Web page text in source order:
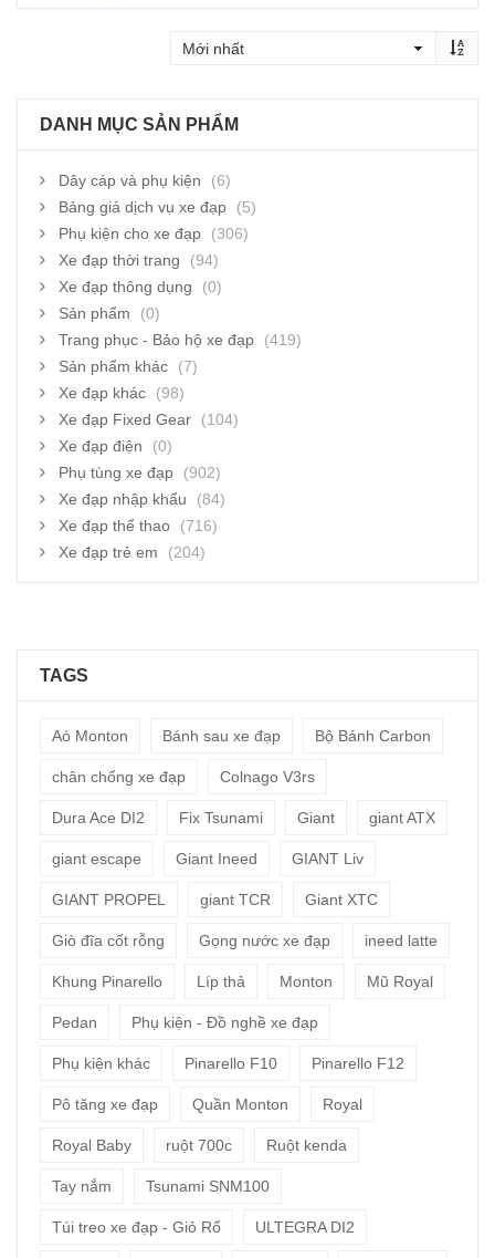
DANH MỤC SẢN PHẨM
Dây cáp và phụ kiện
(6)
Bảng giá dịch vụ xe đạp
(5)
Phụ kiện cho xe đạp
(306)
Xe đạp thời trang
(94)
Xe đạp thông dụng
(0)
Sản phẩm
(0)
Trang phục - Bảo hộ xe đạp
(419)
Sản phẩm khác
(7)
Xe đạp khác
(98)
Xe đạp Fixed Gear
(104)
Xe đạp điện
(0)
Phụ tùng xe đạp
(902)
Xe đạp nhập khẩu
(84)
Xe đạp thể thao
(716)
Xe đạp trẻ em
(204)
TAGS
Aó Monton Bánh sau xe đạp Bộ Bánh Carbon
chân chống xe đạp Colnago V3rs
Dura Ace DI2 Fix Tsunami Giant giant ATX
giant escape Giant Ineed GIANT Liv
GIANT PROPEL giant TCR Giant XTC
Giò đĩa cốt rỗng Gọng nước xe đạp ineed latte
Khung Pinarello Líp thả Monton Mũ Royal
Pedan Phụ kiện - Đồ nghề xe đạp
Phụ kiện khác Pinarello F10 Pinarello F12
Pô tăng xe đạp Quần Monton Royal
Royal Baby ruột 700c Ruột kenda
Tay nắm Tsunami SNM100
Túi treo xe đạp - Giỏ Rổ ULTEGRA DI2